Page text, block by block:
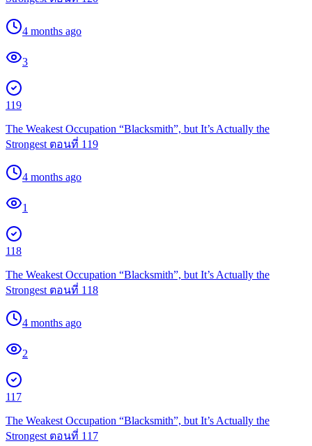
4 months ago
3
119
The Weakest Occupation “Blacksmith”, but It’s Actually the
Strongest ตอนที่ 119
4 months ago
1
118
The Weakest Occupation “Blacksmith”, but It’s Actually the
Strongest ตอนที่ 118
4 months ago
2
117
The Weakest Occupation “Blacksmith”, but It’s Actually the
Strongest ตอนที่ 117